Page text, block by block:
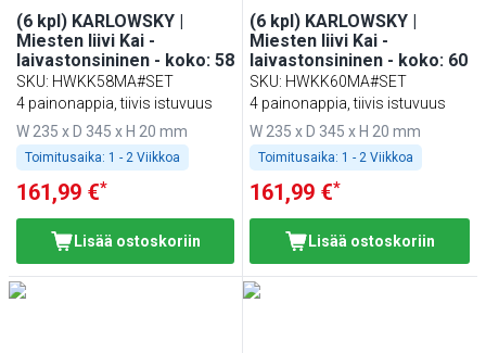
(6 kpl) KARLOWSKY |
Miesten liivi Kai -
laivastonsininen - koko: 58
SKU: HWKK58MA#SET
4 painonappia, tiivis istuvuus
W 235 x D 345 x H 20 mm
Toimitusaika: 1 - 2 Viikkoa
161,99 €*
Lisää ostoskoriin
(6 kpl) KARLOWSKY |
Miesten liivi Kai -
laivastonsininen - koko: 60
SKU: HWKK60MA#SET
4 painonappia, tiivis istuvuus
W 235 x D 345 x H 20 mm
Toimitusaika: 1 - 2 Viikkoa
161,99 €*
Lisää ostoskoriin